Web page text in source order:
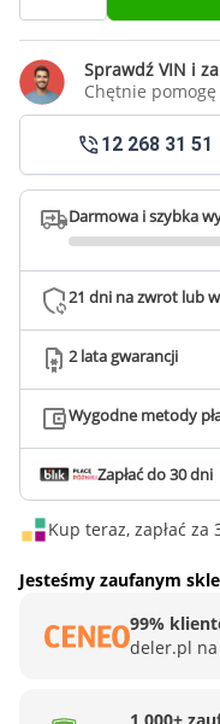
Sprawdź VIN i
Chętnie pomogę
12 268 31 51
Darmowa i szybka
21 dni na zwrot lub
2 lata gwarancji
Wygodne metody
Zapłać do 30 dni
Kup teraz, zapłać za
Jesteśmy zaufanym
99%
deler.pl